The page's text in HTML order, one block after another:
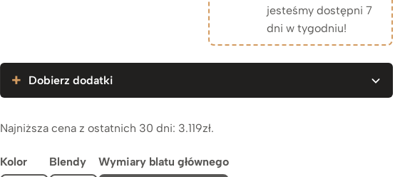
3.119zł
3.669zł
jesteśmy dostępni 7
dni w tygodniu!
Dobierz dodatki
Najniższa cena z ostatnich 30 dni: 3.119zł.
Kolor Blendy
Wymiary blatu głównego